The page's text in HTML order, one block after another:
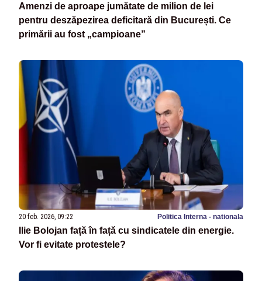
Amenzi de aproape jumătate de milion de lei
pentru deszăpezirea deficitară din București. Ce
primării au fost „campioane”
20 feb. 2026, 09:22 Politica Interna - nationala
Ilie Bolojan față în față cu sindicatele din energie.
Vor fi evitate protestele?